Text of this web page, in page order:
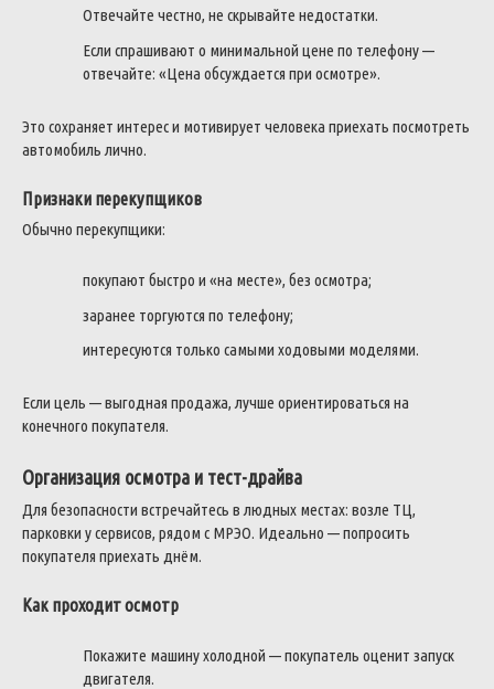
Отвечайте честно, не скрывайте недостатки.
Если спрашивают о минимальной цене по телефону —
отвечайте: «Цена обсуждается при осмотре».
Это сохраняет интерес и мотивирует человека приехать посмотреть
автомобиль лично.
Признаки перекупщиков
Обычно перекупщики:
покупают быстро и «на месте», без осмотра;
заранее торгуются по телефону;
интересуются только самыми ходовыми моделями.
Если цель — выгодная продажа, лучше ориентироваться на
конечного покупателя.
Организация осмотра и тест-драйва
Для безопасности встречайтесь в людных местах: возле ТЦ,
парковки у сервисов, рядом с МРЭО. Идеально — попросить
покупателя приехать днём.
Как проходит осмотр
Покажите машину холодной — покупатель оценит запуск
двигателя.